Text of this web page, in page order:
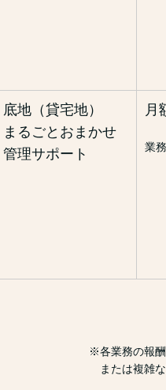
※
底地（貸宅地）
まるごとおまかせ
管理サポート
月
業
※
提
※各業務の報酬
または複雑な